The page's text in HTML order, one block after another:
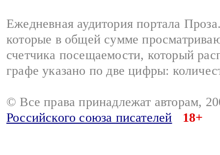
Ежедневная аудитория портала
которые в общей сумме
счетчика посещаемости, который
графе указано по две цифры:
© Все права принадлежат авторам,
Российского союза писателей
18+